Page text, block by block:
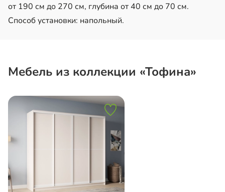
от 190 см до 270 см, глубина от 40 см до 70 см.
Способ установки: напольный.
Мебель из коллекции «Тофина»